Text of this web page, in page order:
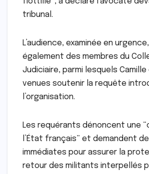
tribunal.
L’audience, examinée en
également des membres du
Judiciaire, parmi lesquels
venues soutenir la requête
l’organisation.
Les requérants dénoncent une
l’État français” et demandent
immédiates pour assurer la
retour des militants interpellés